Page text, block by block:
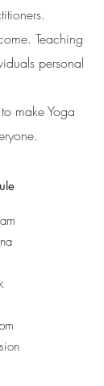
Teaching
personal
makeYoga